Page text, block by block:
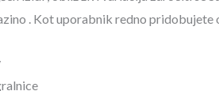
. Kot uporabnik redno